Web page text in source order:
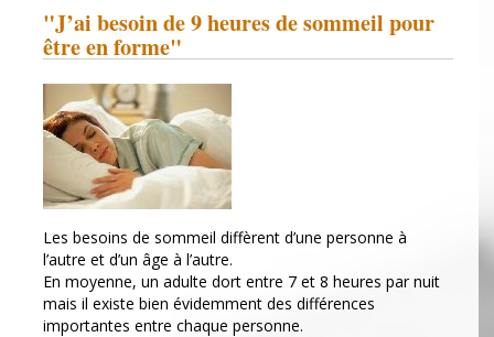
"J’ai besoin de 9 heures de sommeil pour
être en forme"
Les besoins de sommeil diffèrent d’une personne à
l’autre et d’un âge à l’autre.
En moyenne, un adulte dort entre 7 et 8 heures par nuit
mais il existe bien évidemment des différences
importantes entre chaque personne.